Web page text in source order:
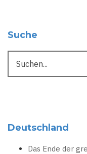
Suche
Deutschland
Das Ende der